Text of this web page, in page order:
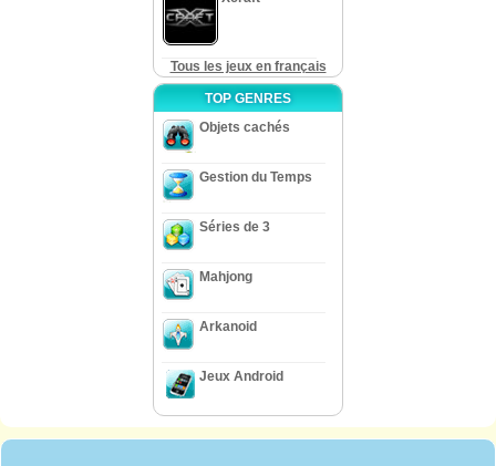
Tous les jeux en français
TOP GENRES
Objets cachés
Gestion du Temps
Séries de 3
Mahjong
Arkanoid
Jeux Android